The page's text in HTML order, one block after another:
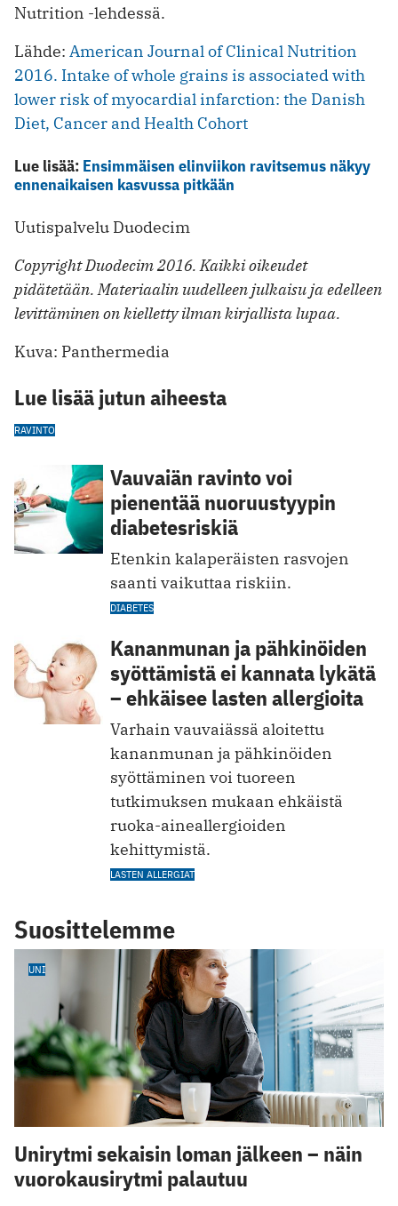
Nutrition -lehdessä.
Lähde: American Journal of Clinical Nutrition
2016. Intake of whole grains is associated with
lower risk of myocardial infarction: the Danish
Diet, Cancer and Health Cohort
Lue lisää: Ensimmäisen elinviikon ravitsemus näkyy
ennenaikaisen kasvussa pitkään
Uutispalvelu Duodecim
Copyright Duodecim 2016. Kaikki oikeudet
pidätetään. Materiaalin uudelleen julkaisu ja edelleen
levittäminen on kielletty ilman kirjallista lupaa.
Kuva: Panthermedia
Lue lisää jutun aiheesta
RAVINTO
Vauvaiän ravinto voi
pienentää nuoruustyypin
diabetesriskiä
Etenkin kalaperäisten rasvojen
saanti vaikuttaa riskiin.
DIABETES
Kananmunan ja pähkinöiden
syöttämistä ei kannata lykätä
– ehkäisee lasten allergioita
Varhain vauvaiässä aloitettu
kananmunan ja pähkinöiden
syöttäminen voi tuoreen
tutkimuksen mukaan ehkäistä
ruoka-aineallergioiden
kehittymistä.
LASTEN ALLERGIAT
Suosittelemme
UNI
Unirytmi sekaisin loman jälkeen – näin
vuorokausirytmi palautuu